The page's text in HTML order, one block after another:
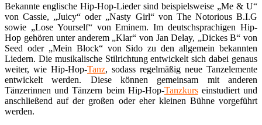
Bekannte englische Hip-Hop-Lieder sind beispielsweise „Me & U“
von Cassie, „Juicy“ oder „Nasty Girl“ von The Notorious B.I.G
sowie „Lose Yourself“ von Eminem. Im deutschsprachigen Hip-
Hop gehören unter anderem „Klar“ von Jan Delay, „Dickes B“ von
Seed oder „Mein Block“ von Sido zu den allgemein bekannten
Liedern. Die musikalische Stilrichtung entwickelt sich dabei genaus
weiter, wie Hip-Hop-Tanz, sodass regelmäßig neue Tanzelemente
entwickelt werden. Diese können gemeinsam mit anderen
Tänzerinnen und Tänzern beim Hip-Hop-Tanzkurseinstudiert und
anschließend auf der großen oder eher kleinen Bühne vorgeführt
werden.